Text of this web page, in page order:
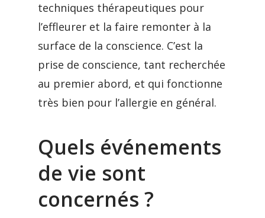
techniques thérapeutiques pour
l’effleurer et la faire remonter à la
surface de la conscience. C’est la
prise de conscience, tant recherchée
au premier abord, et qui fonctionne
très bien pour l’allergie en général.
Quels événements
de vie sont
concernés ?